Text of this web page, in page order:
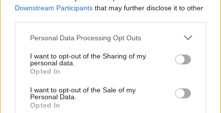
Downstream Participants that may further disclose it to other
Please note that this website/app uses one or more Google
not limited to your visit or usage behaviour. You may click to
grant or deny consent to Google and its third-party tags to
use your data for below specified purposes in below Google
consent section.
Personal Data Processing Opt Outs
I want to opt-out of the Sharing of my
personal data.
Opted In
I want to opt-out of the Sale of my
Personal Data.
Opted In
significa para a empresa
FINANÇA